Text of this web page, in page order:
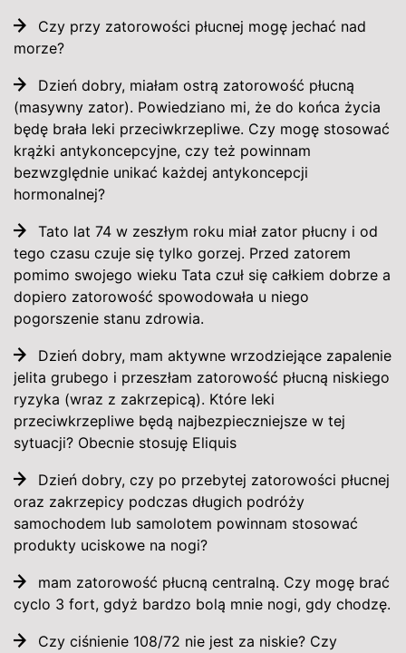
Czy przy zatorowości płucnej mogę jechać nad
morze?
Dzień dobry, miałam ostrą zatorowość płucną
(masywny zator). Powiedziano mi, że do końca życia
będę brała leki przeciwkrzepliwe. Czy mogę stosować
krążki antykoncepcyjne, czy też powinnam
bezwzględnie unikać każdej antykoncepcji
hormonalnej?
Tato lat 74 w zeszłym roku miał zator płucny i od
tego czasu czuje się tylko gorzej. Przed zatorem
pomimo swojego wieku Tata czuł się całkiem dobrze a
dopiero zatorowość spowodowała u niego
pogorszenie stanu zdrowia.
Dzień dobry, mam aktywne wrzodziejące zapalenie
jelita grubego i przeszłam zatorowość płucną niskiego
ryzyka (wraz z zakrzepicą). Które leki
przeciwkrzepliwe będą najbezpieczniejsze w tej
sytuacji? Obecnie stosuję Eliquis
Dzień dobry, czy po przebytej zatorowości płucnej
oraz zakrzepicy podczas długich podróży
samochodem lub samolotem powinnam stosować
produkty uciskowe na nogi?
mam zatorowość płucną centralną. Czy mogę brać
cyclo 3 fort, gdyż bardzo bolą mnie nogi, gdy chodzę.
Czy ciśnienie 108/72 nie jest za niskie? Czy